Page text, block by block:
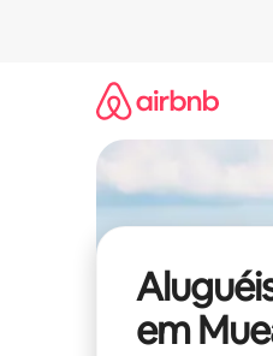
em